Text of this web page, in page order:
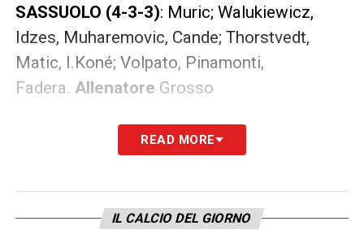
SASSUOLO (4-3-3): Muric; Walukiewicz,
Idzes, Muharemovic, Cande; Thorstvedt,
Matic, I.Koné; Volpato, Pinamonti,
Fadera. Allenatore Grosso
LEGGI ANCHE –Partite oggi, stasera e
domani: guida alla Diretta TV
LA PLAYLIST DELLE NOSTRE TOP NEWS
READ MORE
IL CALCIO DEL GIORNO